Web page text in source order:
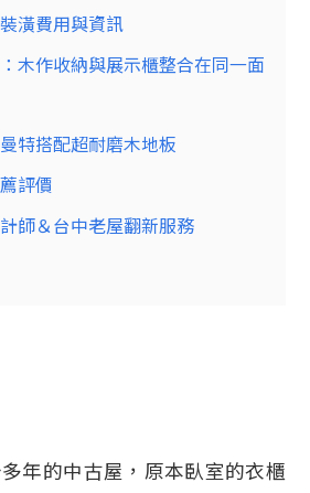
潢費用與資訊
木作收納與展示櫃整合在同一面
特搭配超耐磨木地板
評價
師＆台中老屋翻新服務
年的中古屋，原本臥室的衣櫃